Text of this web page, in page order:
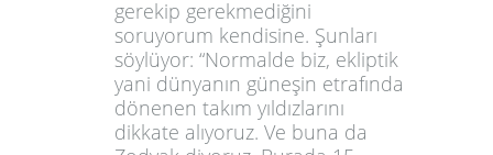
gerekip gerekmediğini
soruyorum kendisine. Şunları
söylüyor: “Normalde biz, ekliptik
yani dünyanın güneşin etrafında
dönenen takım yıldızlarını
dikkate alıyoruz. Ve buna da